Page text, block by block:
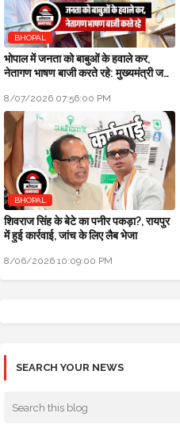
BHOPAL
भोपाल में जनता को बाबुओं के हवाले कर,
नेतागण भाषण बाजी करते रहे: मुख्यमंत्री जन
8/07/2026 07:56:00 PM
BHOPAL
शिवराज सिंह के बेटे का पनीर पकड़ा?, रायपुर
में हुई कार्रवाई, जांच के लिए लैब भेजा
8/06/2026 10:09:00 PM
SEARCH YOUR NEWS